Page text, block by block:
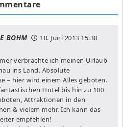
BOHM 10. Juni 2013 15:30
verbrachte ich meinen Urlaub
ins Land. Absolute
– hier wird einem Alles geboten.
Hotel bis hin zu 100
Attraktionen in den
& vielem mehr. Ich kann das
empfehlen!